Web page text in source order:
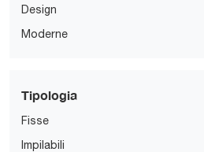
Design
Moderne
Tipologia
Fisse
Impilabili